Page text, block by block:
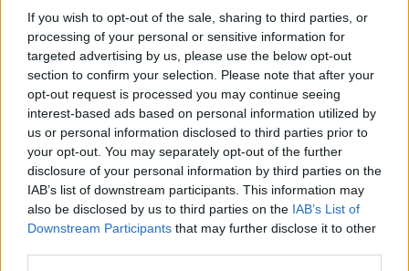
If you wish to opt-out of the sale, sharing to third parties, or
processing of your personal or sensitive information for
targeted advertising by us, please use the below opt-out
section to confirm your selection. Please note that after your
opt-out request is processed you may continue seeing
interest-based ads based on personal information utilized by
us or personal information disclosed to third parties prior to
your opt-out. You may separately opt-out of the further
disclosure of your personal information by third parties on the
IAB’s list of downstream participants. This information may
also be disclosed by us to third parties on the IAB’s List of
Downstream Participants that may further disclose it to other
ευτυχίας δεδομένη»